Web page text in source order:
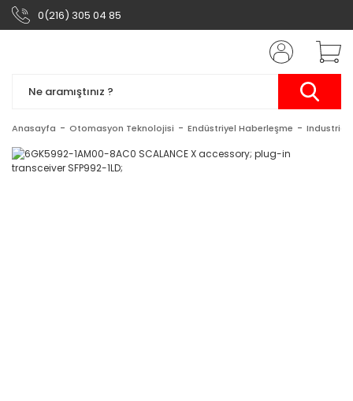
0(216) 305 04 85
Anasayfa Otomasyon Teknolojisi Endüstriyel Haberleşme Industrial